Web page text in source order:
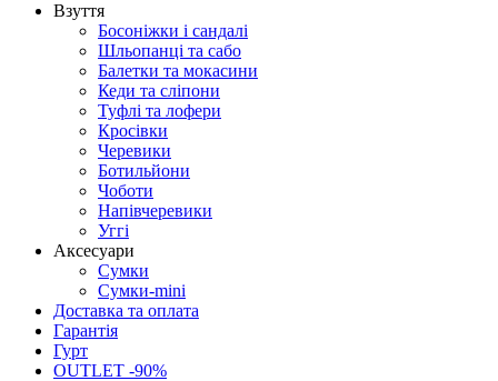
Взуття
Босоніжки і сандалі
Шльопанці та сабо
Балетки та мокасини
Кеди та сліпони
Туфлі та лофери
Кросівки
Черевики
Ботильйони
Чоботи
Напівчеревики
Уггі
Аксесуари
Сумки
Сумки-mini
Доставка та оплата
Гарантія
Гурт
OUTLET -90%